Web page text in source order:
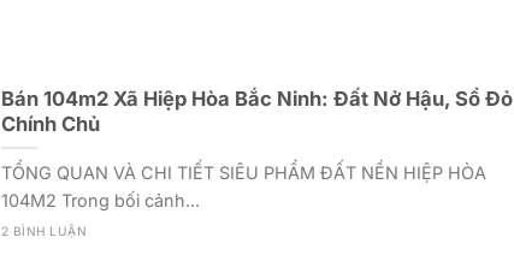
Bán 104m2 Xã Hiệp Hòa Bắc Ninh: Đất Nở Hậu, Sổ Đỏ
Chính Chủ
TỔNG QUAN VÀ CHI TIẾT SIÊU PHẨM ĐẤT NỀN HIỆP HÒA
104M2 Trong bối cảnh...
2 BÌNH LUẬN